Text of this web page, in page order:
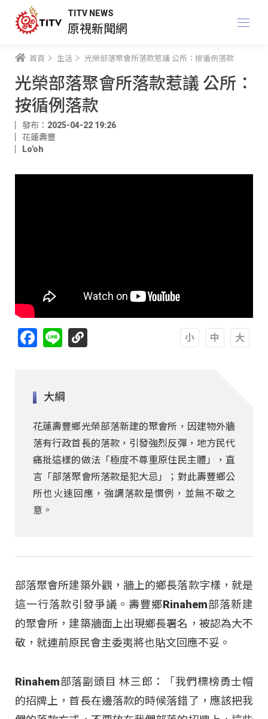
TITV NEWS
原視新聞網
首頁 生活 光榮部落聚會所落款惹議 公所：按循例落款
光榮部落聚會所落款惹議 公所：
按循例落款
發布：2025-04-22 19:26
花蓮壽豐
Lo'oh
Facebook
Line
大綱
花蓮壽豐鄉光榮部落新建的聚會所，因建物外牆
落有行政首長的落款，引發強烈反彈，地方民代
痛批這樣的做法「極度不尊重原住民主體」，直
言「部落聚會所落款是犯大忌」；對此壽豐鄉公
所也火速回應，強調落款是慣例，並無不敬之
意。
部落聚會所建築外觀，牆上的鄉長落款字樣，就是
這一行落款引發爭議。壽豐鄉Rinahem部落新建
的聚會所，建築牆面上出現鄉長署名，被認為大不
敬，就連前原民會主委夷將也貼文回應不妥。
Rinahem部落副頭目 林三郎：「我們標榜勇士帽
的招牌上，首長在邊落款的時候落錯了，應該把我